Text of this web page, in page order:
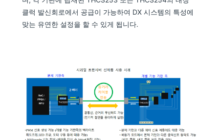
클럭 발신회로에서 공급이 가능하여 DX 시스템의 특성에
맞는 유연한 설정을 할 수 있게 됩니다.